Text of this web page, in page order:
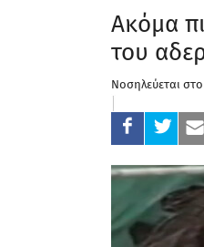
Ακόμα
του
Νοσηλεύεται